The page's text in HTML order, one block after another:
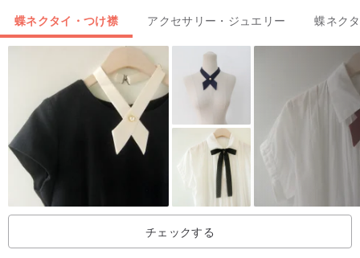
。写真の色は、ずれを示す可能性があるため、実際のオブジェクト
に基づいている必要があります。
。革は天然素材であり、その成長線、昆虫のしみ、色むらは正常な
現象です。
。これはオーダーメイドの職人技で、一点一点手作業で作られてい
ますが、たとえ同じ作品であっても形は異なり、またユニークなも
のでもあります。
ブランド紹介
香港の手作りデザインブランド、革の花と呔呔専門店。私はいつの
蝶ネクタイ・つけ襟 アクセサリー・ジュエリー 蝶ネク
チェックする